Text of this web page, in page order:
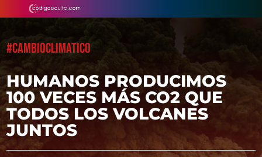
#CAMBIOCLIMATICO
HUMANOS PRODUCIMOS
100 VECES MÁS CO2 QUE
TODOS LOS VOLCANES
JUNTOS